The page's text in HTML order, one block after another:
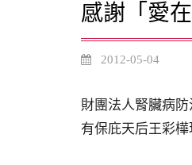
感謝「愛
2012-05-04
財團法人腎臟病
有保庇天后王彩